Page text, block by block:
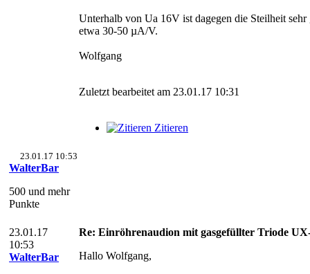
Unterhalb von Ua 16V ist dagegen die Steilheit sehr
etwa 30-50 µA/V.
Wolfgang
Zuletzt bearbeitet am 23.01.17 10:31
Zitieren
23.01.17 10:53
WalterBar
500 und mehr
Punkte
23.01.17
10:53
WalterBar
Re: Einröhrenaudion mit gasgefüllter Triode
Hallo Wolfgang,